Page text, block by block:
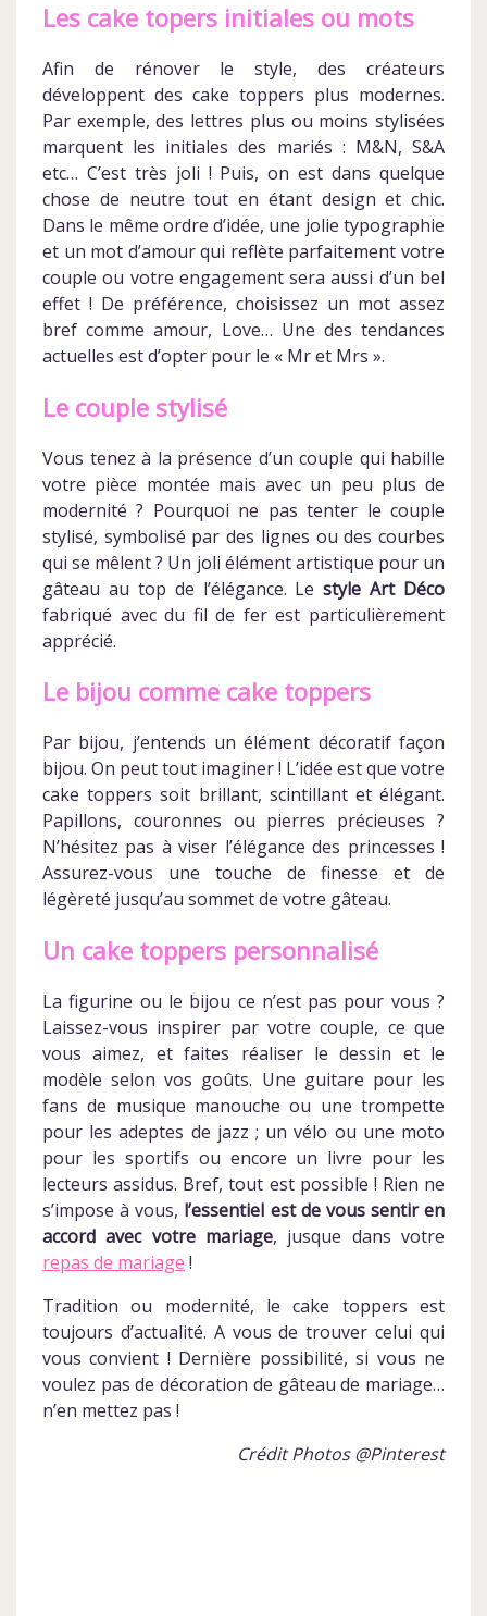
Les cake topers initiales ou mots
Afin de rénover le style, des créateurs
développent des cake toppers plus modernes.
Par exemple, des lettres plus ou moins stylisées
marquent les initiales des mariés : M&N, S&A
etc… C’est très joli ! Puis, on est dans quelque
chose de neutre tout en étant design et chic.
Dans le même ordre d’idée, une jolie typographie
et un mot d’amour qui reflète parfaitement votre
couple ou votre engagement sera aussi d’un bel
effet ! De préférence, choisissez un mot assez
bref comme amour, Love… Une des tendances
actuelles est d’opter pour le « Mr et Mrs ».
Le couple stylisé
Vous tenez à la présence d’un couple qui habille
votre pièce montée mais avec un peu plus de
modernité ? Pourquoi ne pas tenter le couple
stylisé, symbolisé par des lignes ou des courbes
qui se mêlent ? Un joli élément artistique pour un
gâteau au top de l’élégance. Lestyle Art Déco
fabriqué avec du fil de fer est particulièrement
apprécié.
Le bijou comme cake toppers
Par bijou, j’entends un élément décoratif façon
bijou. On peut tout imaginer ! L’idée est que votre
cake toppers soit brillant, scintillant et élégant.
Papillons, couronnes ou pierres précieuses ?
N’hésitez pas à viser l’élégance des princesses !
Assurez-vous une touche de finesse et de
légèreté jusqu’au sommet de votre gâteau.
Un cake toppers personnalisé
La figurine ou le bijou ce n’est pas pour vous ?
Laissez-vous inspirer par votre couple, ce que
vous aimez, et faites réaliser le dessin et le
modèle selon vos goûts. Une guitare pour les
fans de musique manouche ou une trompette
pour les adeptes de jazz ; un vélo ou une moto
pour les sportifs ou encore un livre pour les
lecteurs assidus. Bref, tout est possible ! Rien ne
s’impose à vous, l’essentiel est de vous sentir en
accord avec votre mariage, jusque dans votre
repas de mariage !
Tradition ou modernité, le cake toppers est
toujours d’actualité. A vous de trouver celui qui
vous convient ! Dernière possibilité, si vous ne
voulez pas de décoration de gâteau de mariage…
n’en mettez pas !
Crédit Photos @Pinterest